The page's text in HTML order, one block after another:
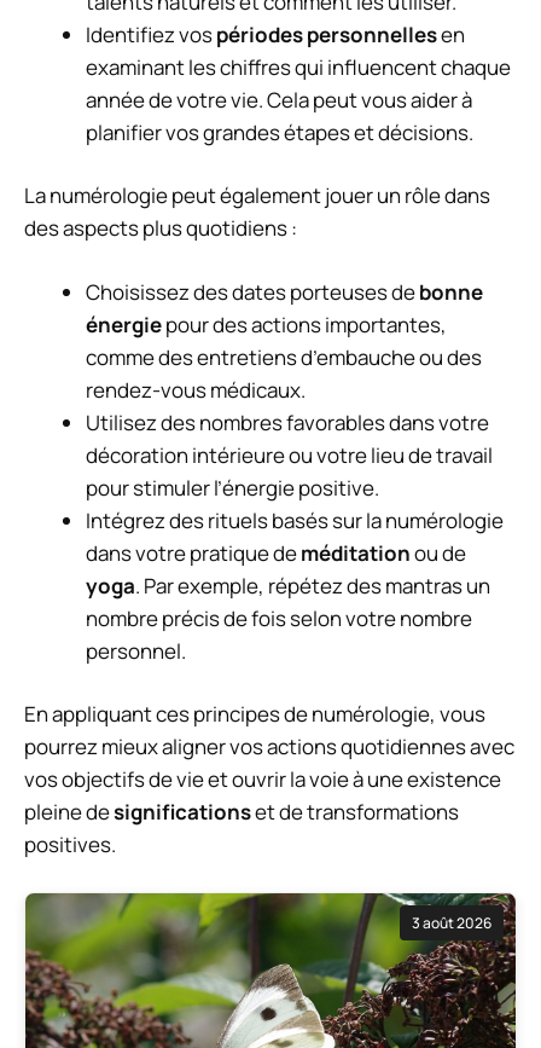
Identifiez vospériodes personnellesen
examinant les chiffres qui influencent chaque
année de votre vie. Cela peut vous aider à
planifier vos grandes étapes et décisions.
La numérologie peut également jouer un rôle dans
des aspects plus quotidiens :
Choisissez des dates porteuses debonne
énergiepour des actions importantes,
comme des entretiens d’embauche ou des
rendez-vous médicaux.
Utilisez des nombres favorables dans votre
décoration intérieure ou votre lieu de travail
pour stimuler l’énergie positive.
Intégrez des rituels basés sur la numérologie
dans votre pratique deméditationou de
yoga. Par exemple, répétez des mantras un
nombre précis de fois selon votre nombre
personnel.
En appliquant ces principes de numérologie, vous
pourrez mieux aligner vos actions quotidiennes avec
vos objectifs de vie et ouvrir la voie à une existence
pleine designificationset de transformations
positives.
3 août 2026